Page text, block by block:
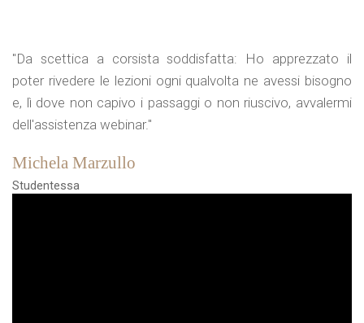
"Da scettica a corsista soddisfatta: Ho apprezzato il
poter rivedere le lezioni ogni qualvolta ne avessi bisogno
e, lì dove non capivo i passaggi o non riuscivo, avvalermi
dell'assistenza webinar."
Michela Marzullo
Studentessa